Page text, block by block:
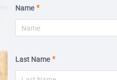
Name
Last Name